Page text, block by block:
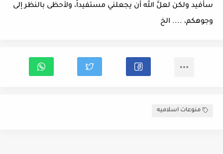
سأفيد ولكن لعلَّ الله أن يجعلني مستفيداً، ولأحظى بالنظر إلى
وجوهكم، .... الخ
منوعات اسلاميه